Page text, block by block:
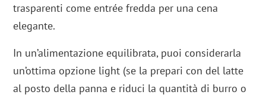
trasparenti come entrée fredda per una cena
elegante.
In un’alimentazione equilibrata, puoi considerarla
un’ottima opzione light (se la prepari con del latte
al posto della panna e riduci la quantità di burro o